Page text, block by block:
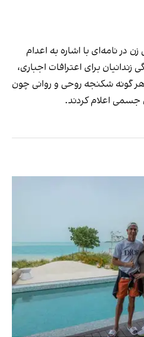
نامه‌ای با اشاره به اعدام
برای اعترافات اجباری،
هر گونه شکنجه روحی و روانی چون
اعلام کردند.